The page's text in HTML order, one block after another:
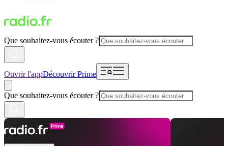
Que souhaitez-vous écouter ?
Ouvrir l'appDécouvrir Prime
Que souhaitez-vous écouter ?